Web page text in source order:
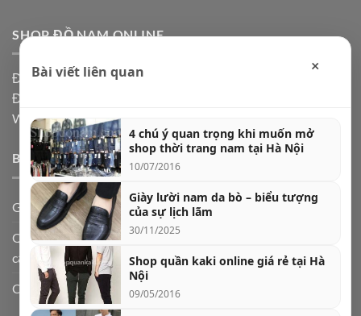
SHOP ĐỒ NAM ONLINE
Địa chỉ: Hà Nội, Ship code toàn quốc
Điện thoại:
Website: Shopdonam.com
BÀI VIẾT MỚI
Giày lười nam da bò – biểu tượng của sự lịch lãm
Quần jogger nam và 5 cách phối đồ cực chất theo từng hoàn
cảnh
Cách chọn quần jeans nam theo dáng người
Bài viết liên quan ×
4 chú ý quan trọng khi muốn mở
shop thời trang nam tại Hà Nội
10/07/2016
Giày lười nam da bò – biểu tượng
của sự lịch lãm
30/11/2025
Shop quần kaki online giá rẻ tại Hà
Nội
09/05/2016